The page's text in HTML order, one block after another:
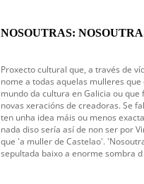
NOSOUTRAS:
Proxecto cultural que, a través de
nome a todas aquelas mulleres
mundo da cultura en Galicia ou
novas xeracións de creadoras. Se
ten unha idea máis ou menos
nada diso sería así de non ser por
que 'a muller de Castelao'.
sepultada baixo a enorme sombra d